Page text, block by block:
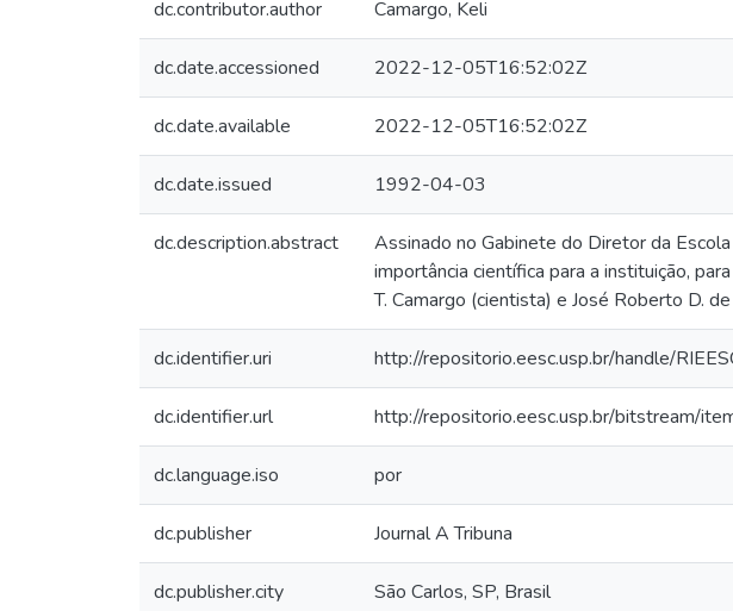
dc.contributor.author Camargo, Keli
dc.date.accessioned 2022-12-05T16:52:02Z
dc.date.available 2022-12-05T16:52:02Z
dc.date.issued 1992-04-03
dc.description.abstract
Assinado no Gabinete do Diretor da
importância científica para a instituição,
T. Camargo (cientista) e José Roberto D.
dc.identifier.uri http://repositorio.eesc.usp.br/handle/
dc.identifier.url http://repositorio.eesc.usp.br/bitstream/
dc.language.iso por
dc.publisher Journal A Tribuna
dc.publisher.city São Carlos, SP, Brasil